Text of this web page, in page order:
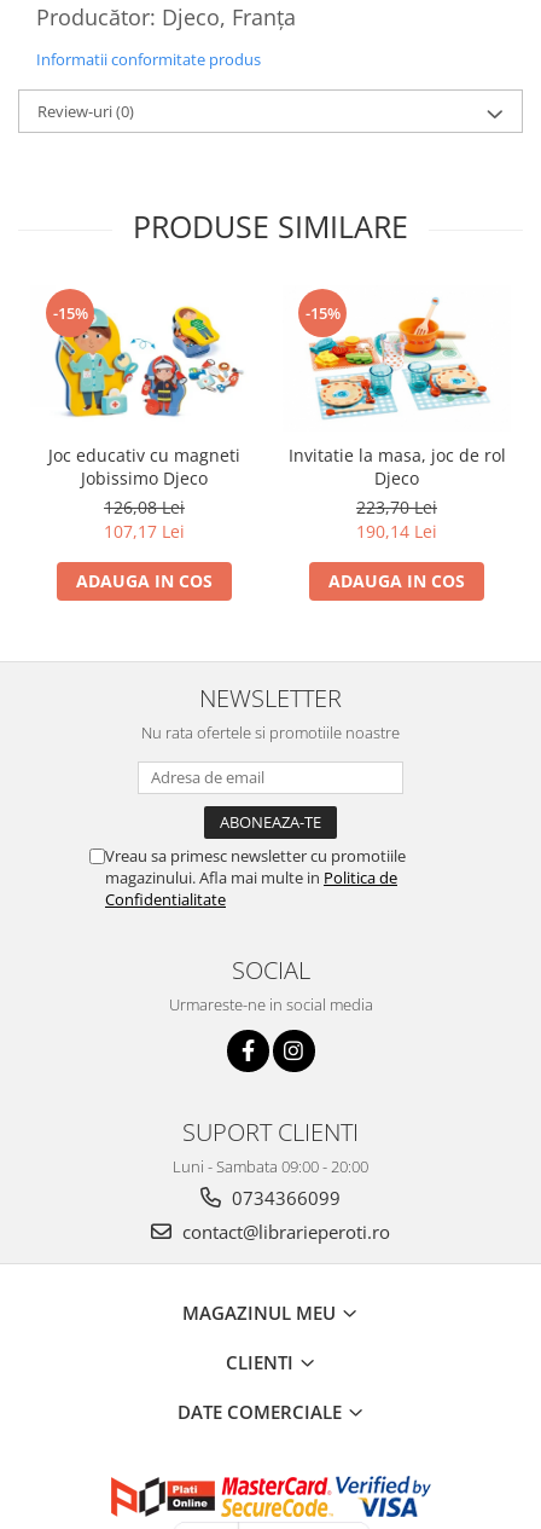
Producător: Djeco, Franța
Informatii conformitate produs
Review-uri(0)
PRODUSE SIMILARE
-15%
Joc educativ cu magneti
Jobissimo Djeco
126,08 Lei
107,17 Lei
ADAUGA IN COS
-15%
Invitatie la masa, joc de rol
Djeco
223,70 Lei
190,14 Lei
ADAUGA IN COS
NEWSLETTER
Nu rata ofertele si promotiile noastre
Vreau sa primesc newsletter cu promotiile
magazinului. Afla mai multe in Politica de
Confidentialitate
SOCIAL
Urmareste-ne in social media
SUPORT CLIENTI
Luni - Sambata 09:00 - 20:00
0734366099
contact@librarieperoti.ro
MAGAZINUL MEU
CLIENTI
DATE COMERCIALE